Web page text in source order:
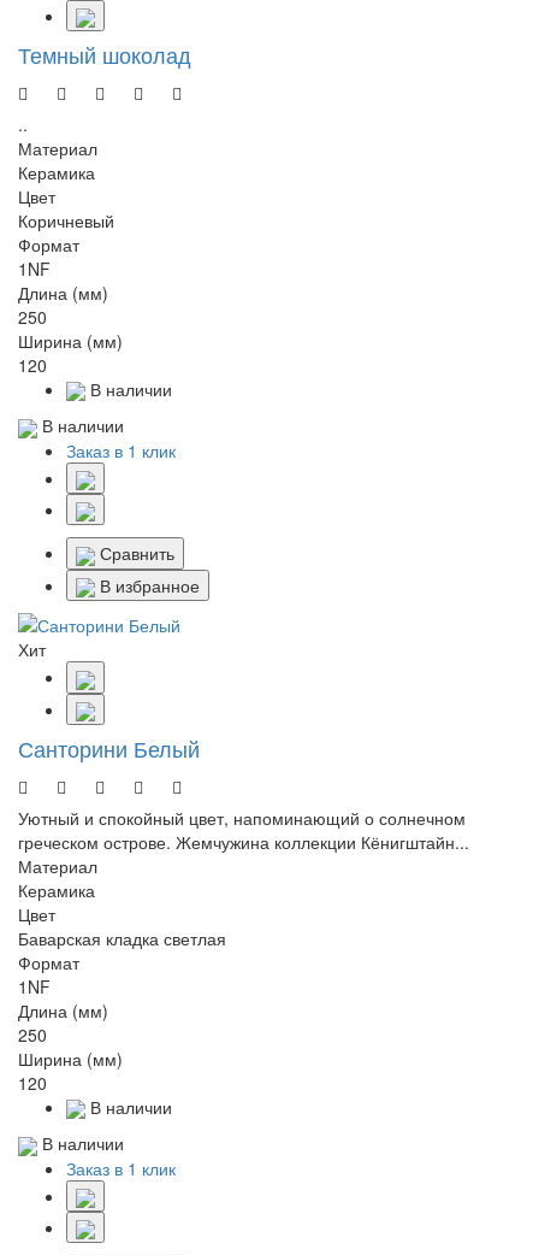
Темный шоколад
..
Материал
Керамика
Цвет
Коричневый
Формат
1NF
Длина (мм)
250
Ширина (мм)
120
В наличии
В наличии
Заказ в 1 клик
Сравнить
В избранное
Хит
Санторини Белый
Уютный и спокойный цвет, напоминающий о солнечном
греческом острове. Жемчужина коллекции Кёнигштайн...
Материал
Керамика
Цвет
Баварская кладка светлая
Формат
1NF
Длина (мм)
250
Ширина (мм)
120
В наличии
В наличии
Заказ в 1 клик